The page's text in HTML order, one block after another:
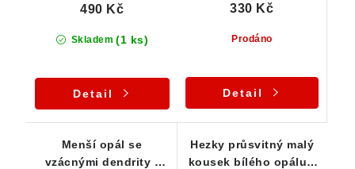
Skladem (1 ks)
490 Kč
Detail
Prodáno
330 Kč
Detail
Menší opál se
vzácnými dendrity -
Hezky průsvitný malý
kousek bílého opálu z